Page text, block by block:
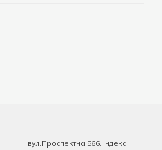
вул.Проспектна 566. Індекс